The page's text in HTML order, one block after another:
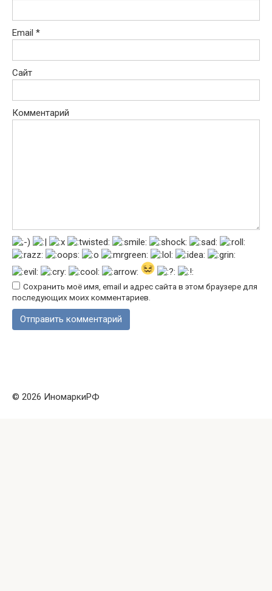
Email *
Сайт
Комментарий
Сохранить моё имя, email и адрес сайта в этом браузере для
последующих моих комментариев.
© 2026 ИномаркиРФ